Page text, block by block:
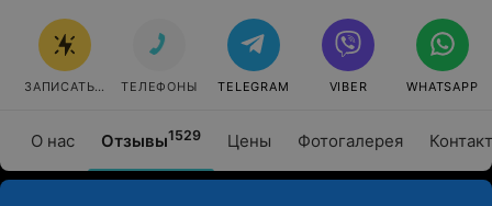
О нас Отзывы1529 Цены Фотогалерея
ЗАПИСАТЬСЯ ТЕЛЕФОНЫ TELEGRAM VIBER WHATSAPP